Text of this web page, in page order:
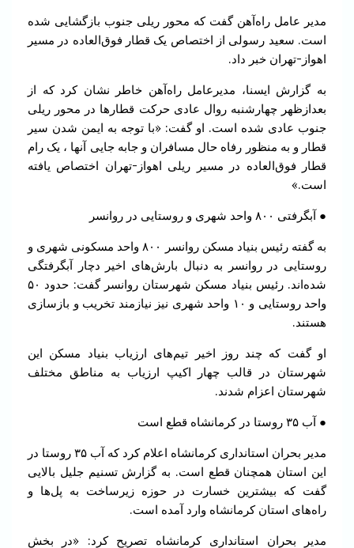
مدیر عامل راه‌آهن گفت که محور ریلی جنوب بازگشایی شده
است. سعید رسولی از اختصاص یک قطار فوق‌العاده در مسیر
اهواز-تهران خبر داد.
به گزارش ایسنا، مدیرعامل راه‌آهن خاطر نشان کرد که از
بعدازظهر چهارشنبه روال عادی حرکت قطارها در محور ریلی
جنوب عادی شده است. او گفت: «با توجه به ایمن شدن سیر
قطار و به منظور رفاه حال مسافران و جابه جایی آنها ، یک رام
قطار فوق‌العاده در مسیر ریلی اهواز-تهران اختصاص یافته
است.»
● آبگرفتی ۸۰۰ واحد شهری و روستایی در روانسر
به گفته رئیس بنیاد مسکن روانسر ۸۰۰ واحد مسکونی شهری و
روستایی در روانسر به دنبال بارش‌های اخیر دچار آبگرفتگی
شده‌اند. رئیس بنیاد مسکن شهرستان روانسر گفت: حدود ۵۰
واحد روستایی و ۱۰ واحد شهری نیز نیازمند تخریب و بازسازی
هستند.
او گفت که چند روز اخیر تیم‌های ارزیاب بنیاد مسکن این
شهرستان در قالب چهار اکیپ ارزیاب به مناطق مختلف
شهرستان اعزام شدند.
● آب ۳۵ روستا در کرمانشاه قطع است
مدیر بحران استانداری کرمانشاه اعلام کرد که آب ۳۵ روستا در
این استان همچنان قطع است. به گزارش تسنیم جلیل بالایی
گفت که بیشترین خسارت در حوزه زیرساخت‌ به پل‌ها و
راه‌های استان کرمانشاه وارد آمده است.
مدیر بحران استانداری کرمانشاه تصریح کرد: «در بخش